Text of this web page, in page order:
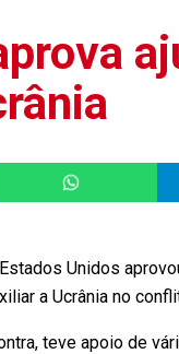
Unidos
a Ucrânia no
teve apoio de